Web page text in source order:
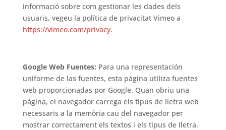
informació sobre com gestionar les dades dels
usuaris, vegeu la política de privacitat Vimeo a
https://vimeo.com/privacy.
Google Web Fuentes: Para una representación
uniforme de las fuentes, esta página utiliza fuentes
web proporcionadas por Google. Quan obriu una
pàgina, el navegador carrega els tipus de lletra web
necessaris a la memòria cau del navegador per
mostrar correctament els textos i els tipus de lletra.